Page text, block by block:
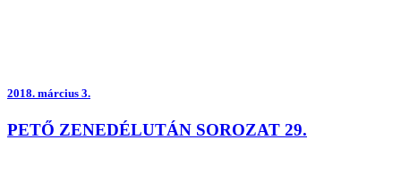
2018. március 3.
PETŐ ZENEDÉLUTÁN SOROZAT 29.